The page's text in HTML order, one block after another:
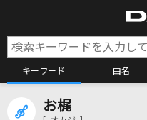
キーワード 曲名
お梶